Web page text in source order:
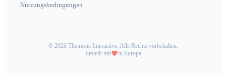
Nutzungsbedingungen
© 2026 Themesic Interactive. Alle Rechte vorbehalten.
Erstellt mit
in Europa